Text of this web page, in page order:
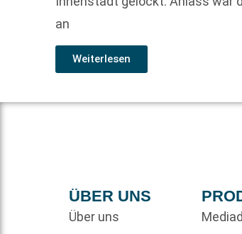
an
Weiterlesen
ÜBER UNS
Über uns